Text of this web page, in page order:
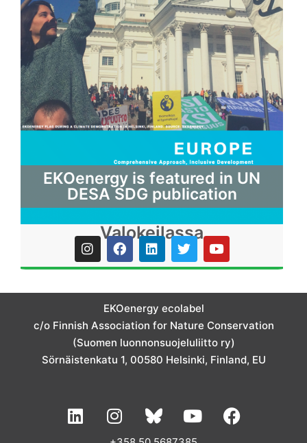
EKOenergy is featured in UN
DESA SDG publication
Valokeilassa
I
n
s
a
a
m
F
a
c
b
o
o
k
L
i
n
e
d
i
n
T
w
i
t
e
r
Y
o
u
u
EKOenergy ecolabel
c/o Finnish Association for Nature Conservation
(Suomen luonnonsuojeluliitto ry)
Sörnäistenkatu 1, 00580 Helsinki, Finland, EU
L
i
I
n
Y
o
F
a